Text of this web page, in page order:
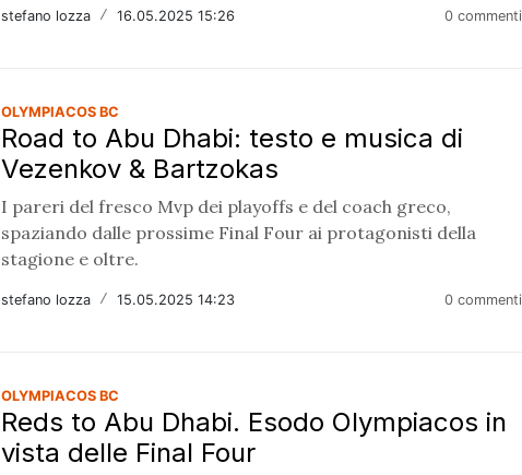
stefano lozza / 16.05.2025 15:26 0 commenti
OLYMPIACOS BC
Road to Abu Dhabi: testo e musica di
Vezenkov & Bartzokas
I pareri del fresco Mvp dei playoffs e del coach greco,
spaziando dalle prossime Final Four ai protagonisti della
stagione e oltre.
stefano lozza / 15.05.2025 14:23 0 commenti
OLYMPIACOS BC
Reds to Abu Dhabi. Esodo Olympiacos in
vista delle Final Four